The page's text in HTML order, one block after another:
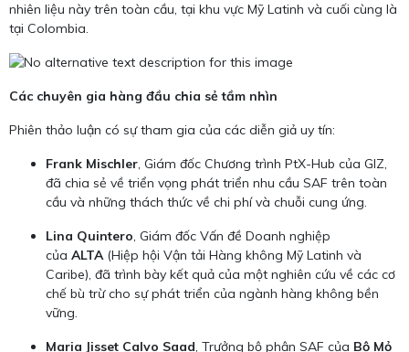
nhiên liệu này trên toàn cầu, tại khu vực Mỹ Latinh và cuối cùng là
tại Colombia.
Các chuyên gia hàng đầu chia sẻ tầm nhìn
Phiên thảo luận có sự tham gia của các diễn giả uy tín:
Frank Mischler, Giám đốc Chương trình PtX-Hub của GIZ,
đã chia sẻ về triển vọng phát triển nhu cầu SAF trên toàn
cầu và những thách thức về chi phí và chuỗi cung ứng.
Lina Quintero, Giám đốc Vấn đề Doanh nghiệp
của ALTA(Hiệp hội Vận tải Hàng không Mỹ Latinh và
Caribe), đã trình bày kết quả của một nghiên cứu về các cơ
chế bù trừ cho sự phát triển của ngành hàng không bền
vững.
Maria Jisset Calvo Saad, Trưởng bộ phận SAF của Bộ Mỏ